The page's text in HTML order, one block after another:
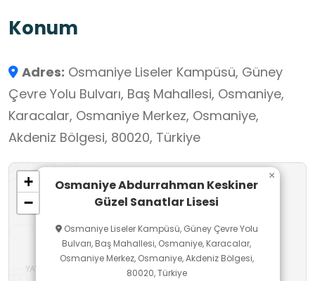
Öğrencilerin müzik ve resim sanatına ilgileri
Konum
Adres: Osmaniye Liseler Kampüsü, Güney
Çevre Yolu Bulvarı, Baş Mahallesi, Osmaniye,
Karacalar, Osmaniye Merkez, Osmaniye,
Akdeniz Bölgesi, 80020, Türkiye
Osmaniye Abdurrahman Keskiner
Güzel Sanatlar Lisesi
Osmaniye Liseler Kampüsü, Güney Çevre Yolu
Bulvarı, Baş Mahallesi, Osmaniye, Karacalar,
Osmaniye Merkez, Osmaniye, Akdeniz Bölgesi,
80020, Türkiye
×
+
−